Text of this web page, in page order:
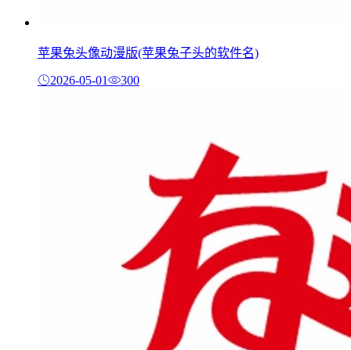
苹果兔头像动漫版(苹果兔子头的软件名)
2026-05-01 300